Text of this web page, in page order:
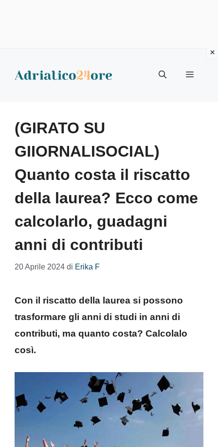
Menu
(GIRATO SU
GIIORNALISOCIAL)
Quanto costa il riscatto
della laurea? Ecco come
calcolarlo, guadagni
anni di contributi
20 Aprile 2024 di Erika F
Con il riscatto della laurea si possono
trasformare gli anni di studi in anni di
contributi, ma quanto costa? Calcolalo
così.